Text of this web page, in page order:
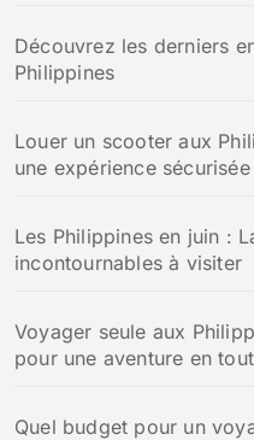
Découvrez les derniers
Philippines
Louer un scooter aux
une expérience
Les Philippines en juin :
incontournables à visiter
Voyager seule aux
pour une aventure en
Quel budget pour un